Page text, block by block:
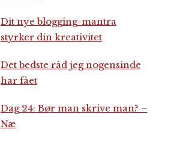
Dit nye blogging-mantra
styrker din kreativitet
Det bedste råd jeg nogensinde
har fået
Dag 24: Bør man skrive man? –
Næ